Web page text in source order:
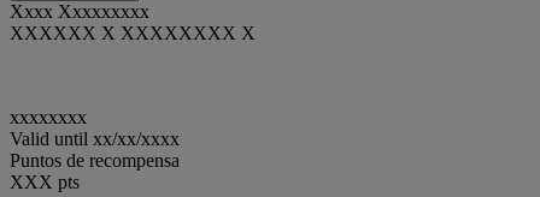
Xxxx Xxxxxxxxx
XXXXXX X XXXXXXXX X
xxxxxxxx
Valid until xx/xx/xxxx
Puntos de recompensa
XXX pts